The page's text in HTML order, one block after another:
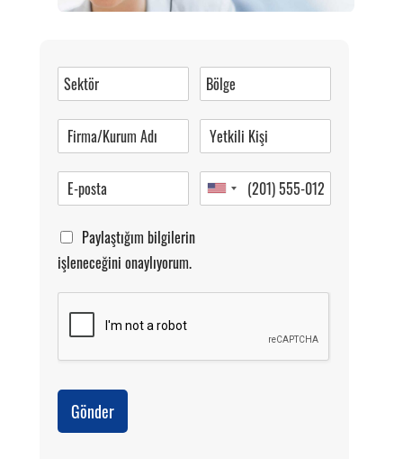
0 (216) 462 49 34
Pazartesi-Cumartesi 09.00-20.00
Paylaştığım bilgilerin
işleneceğini onaylıyorum.
Gönder